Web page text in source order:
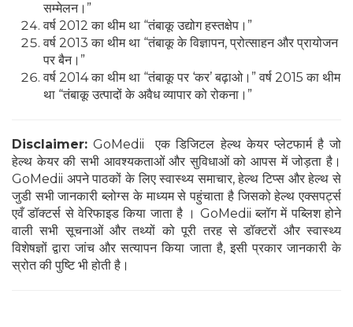
सम्मेलन।”
वर्ष 2012 का थीम था “तंबाकू उद्योग हस्तक्षेप।”
वर्ष 2013 का थीम था “तंबाकू के विज्ञापन, प्रोत्साहन और प्रायोजन
पर बैन।”
वर्ष 2014 का थीम था “तंबाकू पर ‘कर’ बढ़ाओ।” वर्ष 2015 का थीम
था “तंबाकू उत्पादों के अवैध व्यापार को रोकना।”
Disclaimer: GoMedii एक डिजिटल हेल्थ केयर प्लेटफार्म है जो
हेल्थ केयर की सभी आवश्यकताओं और सुविधाओं को आपस में जोड़ता है।
GoMedii अपने पाठकों के लिए स्वास्थ्य समाचार, हेल्थ टिप्स और हेल्थ से
जुडी सभी जानकारी ब्लोग्स के माध्यम से पहुंचाता है जिसको हेल्थ एक्सपर्ट्स
एवँ डॉक्टर्स से वेरिफाइड किया जाता है । GoMedii ब्लॉग में पब्लिश होने
वाली सभी सूचनाओं और तथ्यों को पूरी तरह से डॉक्टरों और स्वास्थ्य
विशेषज्ञों द्वारा जांच और सत्यापन किया जाता है, इसी प्रकार जानकारी के
स्रोत की पुष्टि भी होती है।